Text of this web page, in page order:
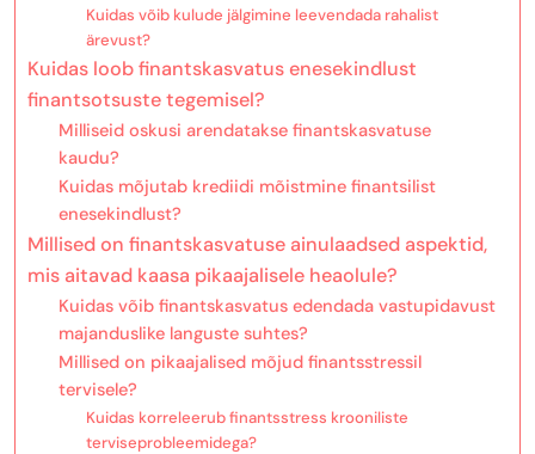
Kuidas võib kulude jälgimine leevendada rahalist
ärevust?
Kuidas loob finantskasvatus enesekindlust
finantsotsuste tegemisel?
Milliseid oskusi arendatakse finantskasvatuse
kaudu?
Kuidas mõjutab krediidi mõistmine finantsilist
enesekindlust?
Millised on finantskasvatuse ainulaadsed aspektid,
mis aitavad kaasa pikaajalisele heaolule?
Kuidas võib finantskasvatus edendada vastupidavust
majanduslike languste suhtes?
Millised on pikaajalised mõjud finantsstressil
tervisele?
Kuidas korreleerub finantsstress krooniliste
terviseprobleemidega?